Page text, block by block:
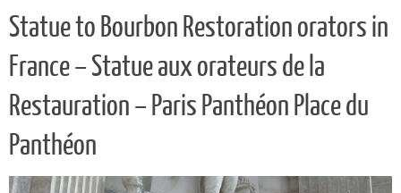
Statue to Bourbon Restoration orators in
France – Statue aux orateurs de la
Restauration – Paris Panthéon Place du
Panthéon